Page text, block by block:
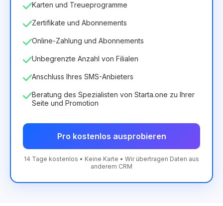
Karten und Treueprogramme
Zertifikate und Abonnements
Online-Zahlung und Abonnements
Unbegrenzte Anzahl von Filialen
Anschluss Ihres SMS-Anbieters
Beratung des Spezialisten von Starta.one zu Ihrer
Seite und Promotion
Pro kostenlos ausprobieren
14 Tage kostenlos • Keine Karte • Wir übertragen Daten aus
anderem CRM